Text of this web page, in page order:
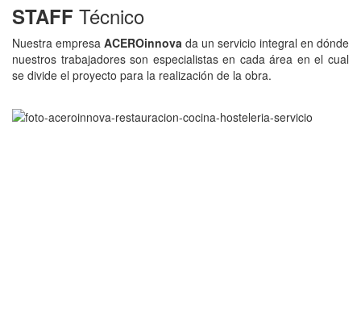
STAFF Técnico
Nuestra empresa ACEROinnova da un servicio integral en dónde
nuestros trabajadores son especialistas en cada área en el cual
se divide el proyecto para la realización de la obra.